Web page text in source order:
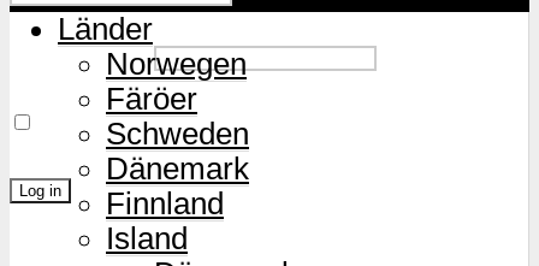
Password
Remember Me
Lost Password?
Länder
Norwegen
Färöer
Schweden
Dänemark
Finnland
Island